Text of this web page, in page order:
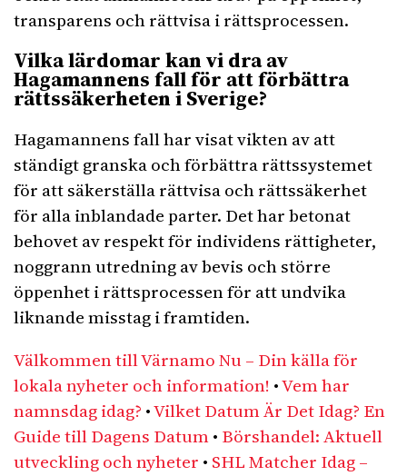
transparens och rättvisa i rättsprocessen.
Vilka lärdomar kan vi dra av
Hagamannens fall för att förbättra
rättssäkerheten i Sverige?
Hagamannens fall har visat vikten av att
ständigt granska och förbättra rättssystemet
för att säkerställa rättvisa och rättssäkerhet
för alla inblandade parter. Det har betonat
behovet av respekt för individens rättigheter,
noggrann utredning av bevis och större
öppenhet i rättsprocessen för att undvika
liknande misstag i framtiden.
Välkommen till Värnamo Nu – Din källa för
lokala nyheter och information! •Vem har
namnsdag idag? •Vilket Datum Är Det Idag? En
Guide till Dagens Datum• Börshandel: Aktuell
utveckling och nyheter • SHL Matcher Idag –